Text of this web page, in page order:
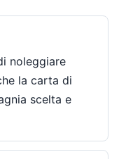
noleggiare
la carta di
scelta e